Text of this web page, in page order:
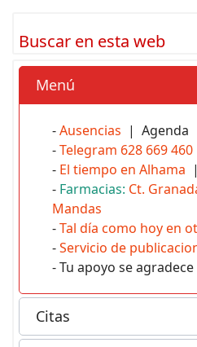
Buscar en esta web
Menú
-Ausencias | Agenda
-Telegram 628 669 460
- El tiempo en Alhama |
- Farmacias: Ct.
Mandas
-Tal día como hoy en
-Servicio de
- Tu apoyo se
Citas